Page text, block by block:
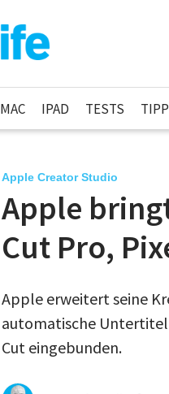
MAC IPAD TESTS
Apple Creator Studio
Apple
Cut Pro,
Apple erweitert seine
automatische Untertitel
Cut eingebunden.